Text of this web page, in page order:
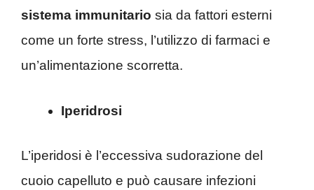
sistema immunitario sia da fattori esterni
come un forte stress, l’utilizzo di farmaci e
un’alimentazione scorretta.
Iperidrosi
L’iperidosi è l’eccessiva sudorazione del
cuoio capelluto e può causare infezioni